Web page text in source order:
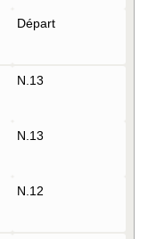
Départ
N.13
N.13
N.12